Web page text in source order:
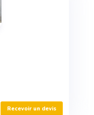
Recevoir un devis